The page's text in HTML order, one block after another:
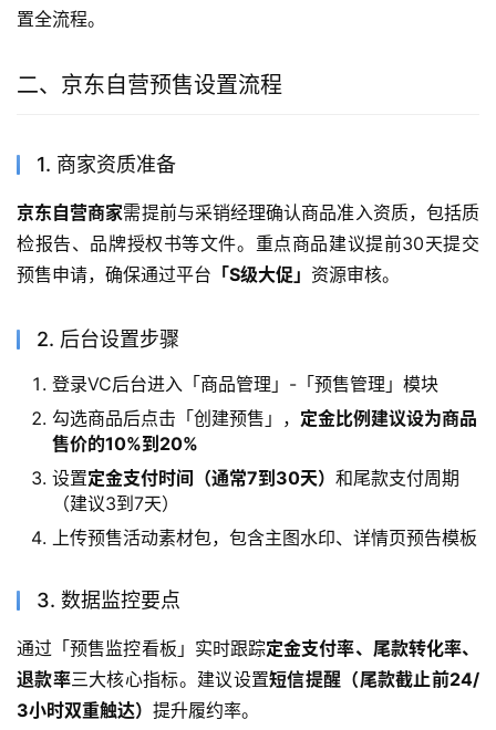
置全流程。
二、京东自营预售设置流程
1. 商家资质准备
京东自营商家需提前与采销经理确认商品准入资质，包括质
检报告、品牌授权书等文件。重点商品建议提前30天提交
预售申请，确保通过平台 「S级大促」 资源审核。
2. 后台设置步骤
登录VC后台进入「商品管理」-「预售管理」模块
勾选商品后点击「创建预售」， 定金比例建议设为商品
售价的10%到20%
设置定金支付时间（通常7到30天） 和尾款支付周期
（建议3到7天）
上传预售活动素材包，包含主图水印、详情页预告模板
3. 数据监控要点
通过「预售监控看板」实时跟踪定金支付率、尾款转化率、
退款率三大核心指标。建议设置短信提醒（尾款截止前24/
3小时双重触达） 提升履约率。